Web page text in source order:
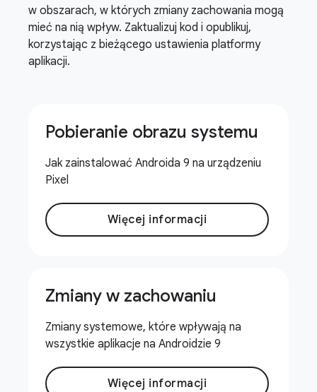
w obszarach, w których zmiany zachowania mogą
mieć na nią wpływ. Zaktualizuj kod i opublikuj,
korzystając z bieżącego ustawienia platformy
aplikacji.
Pobieranie obrazu systemu
Jak zainstalować Androida 9 na urządzeniu
Pixel
Więcej informacji
Zmiany w zachowaniu
Zmiany systemowe, które wpływają na
wszystkie aplikacje na Androidzie 9
Więcej informacji